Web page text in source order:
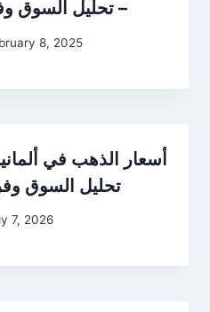
– تحليل السوق
8, 2025
تحليل السوق
7, 2026